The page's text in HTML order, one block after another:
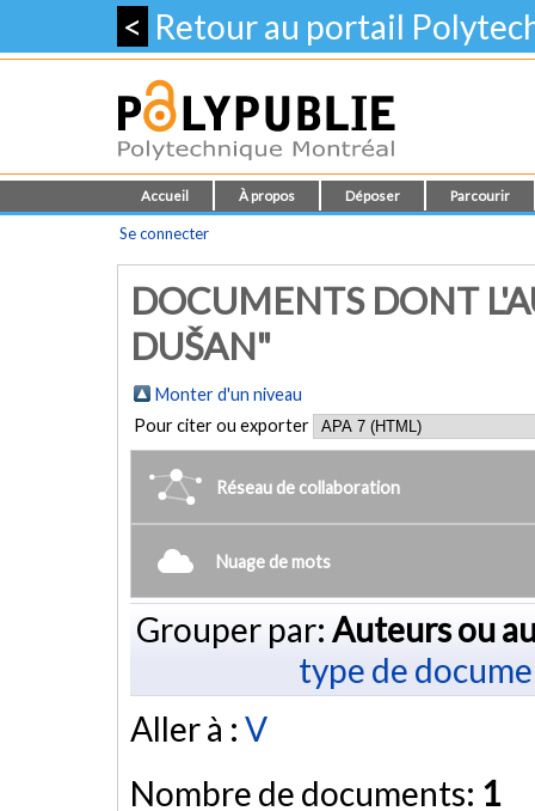
< Retour au portail
Accueil À propos Déposer Parcourir
Se connecter
DOCUMENTS DONT
DUŠAN"
Monter d'un niveau
Pour citer ou exporter
Réseau de collaboration
Nuage de mots
Grouper par: Auteurs ou
type de
Aller à : V
Nombre de documents: 1